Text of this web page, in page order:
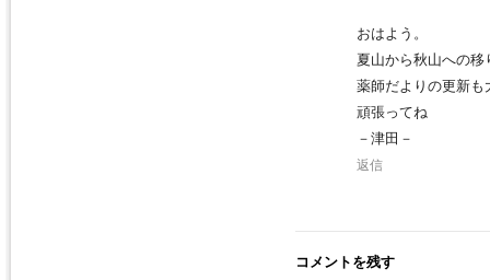
おはよう。
夏山から秋山への
薬師だよりの更新も
頑張ってね
－津田－
返信
コメントを残す